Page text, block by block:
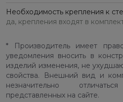
Необходимость крепления к
да, крепления входят в
* Производитель имеет
уведомления вносить в
изделий изменения, не
свойства. Внешний вид и
незначительно
представленных на сайте.